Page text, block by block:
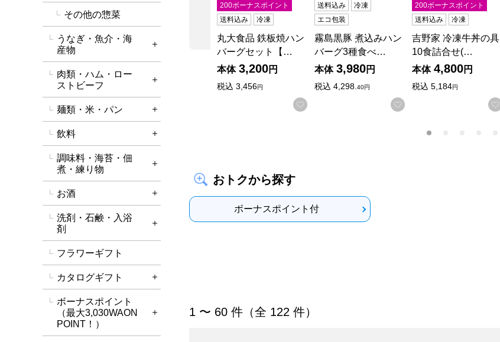
前の商品
200ボーナスポイント
送料込み
冷凍
丸大食品 鉄板焼ハン
バーグセット【…
本体 3,200円
税込 3,456円
お気に入りに登録する
送料込み
冷凍
エコ包装
霧島黒豚 煮込みハン
バーグ3種食べ…
本体 3,980円
税込 4,298.40円
お気に入りに登録する
200ボーナスポイント
送料込み
冷凍
吉野家 冷凍牛丼の具
10食詰合せ(…
本体 4,800円
税込 5,184円
おトクから探す
ボーナスポイント付
「お肉の惣菜」の商品一覧
1 〜 60 件（全 122 件）
その他の惣菜
うなぎ・魚介・海
産物
詳細を開く
肉類・ハム・ロー
ストビーフ
詳細を開く
麺類・米・パン
詳細を開く
飲料
詳細を開く
調味料・海苔・佃
煮・練り物
詳細を開く
お酒
詳細を開く
洗剤・石鹸・入浴
剤
詳細を開く
フラワーギフト
カタログギフト
詳細を開く
ボーナスポイント
（最大3,030WAON
POINT！）
詳細を開く